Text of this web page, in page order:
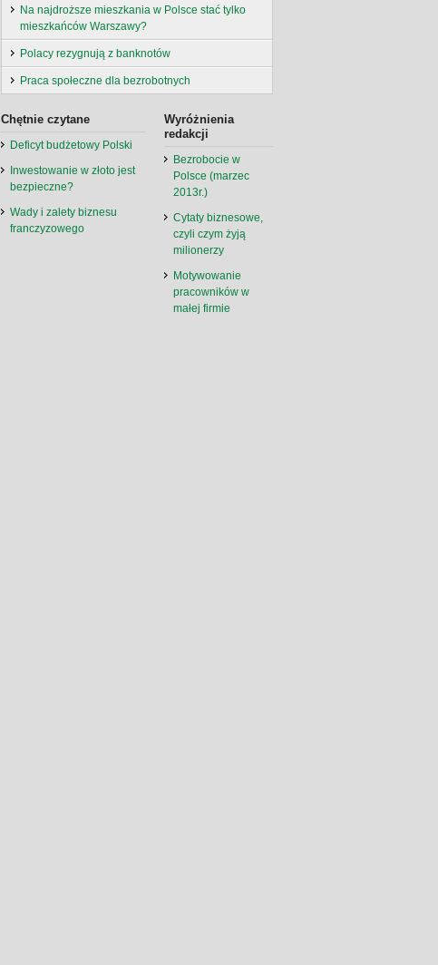
Na najdroższe mieszkania w Polsce stać tylko
mieszkańców Warszawy?
Polacy rezygnują z banknotów
Praca społeczne dla bezrobotnych
Chętnie czytane
Deficyt budżetowy Polski
Inwestowanie w złoto jest
bezpieczne?
Wady i zalety biznesu
franczyzowego
Wyróżnienia
redakcji
Bezrobocie w
Polsce (marzec
2013r.)
Cytaty biznesowe,
czyli czym żyją
milionerzy
Motywowanie
pracowników w
małej firmie